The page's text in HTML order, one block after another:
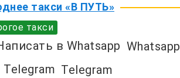
такси «В ПУТЬ»
такси
Whatsapp
Telegram